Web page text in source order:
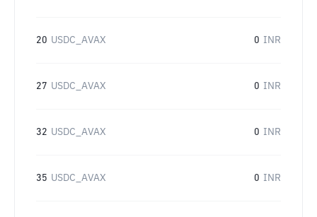
20 USDC_AVAX 0 INR
27 USDC_AVAX 0 INR
32 USDC_AVAX 0 INR
35 USDC_AVAX 0 INR